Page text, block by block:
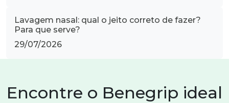
Lavagem nasal: qual o jeito correto de fazer?
Para que serve?
29/07/2026
Encontre o Benegrip ideal